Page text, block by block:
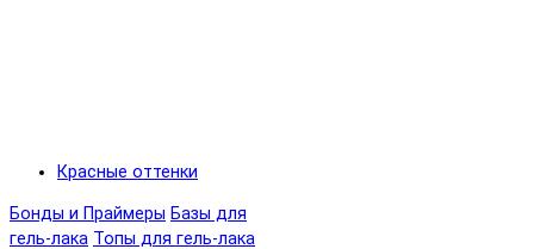
Красные оттенки
Бонды и Праймеры Базы для
гель-лака Топы для гель-лака